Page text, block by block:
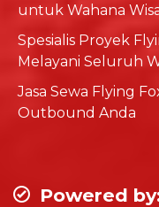
untuk Wahana
Spesialis Proyek
Melayani Seluruh
Jasa Sewa Flying
Outbound Anda
Powered